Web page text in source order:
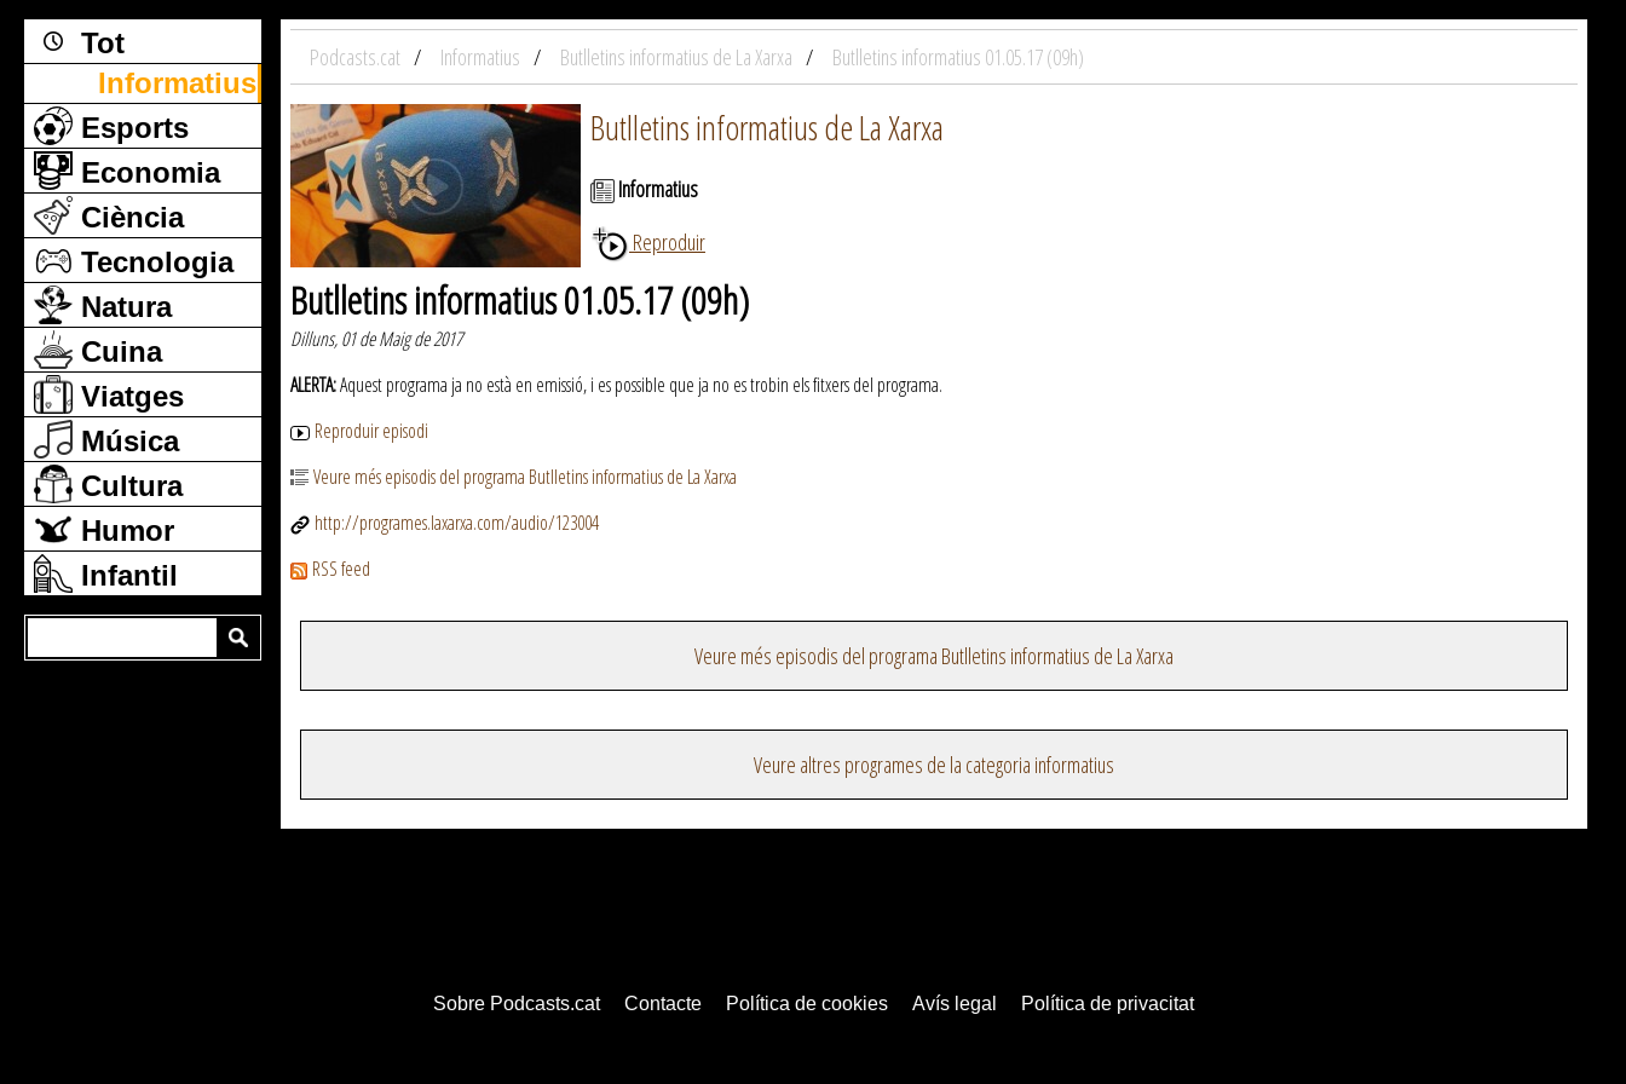
Tot
Informatius
Esports
Economia
Ciència
Tecnologia
Natura
Cuina
Viatges
Música
Cultura
Humor
Infantil
Podcasts.cat Informatius Butlletins informatius de La Xarxa Butlletins informatius 01.05.17 (09h)
Butlletins informatius de La Xarxa
Informatius
Reproduir
Butlletins informatius 01.05.17 (09h)
Dilluns, 01 de Maig de 2017
ALERTA:Aquest programa ja no està en emissió, i es possible que ja no es trobin els fitxers del programa.
Reproduir episodi
Veure més episodis del programa Butlletins informatius de La Xarxa
http://programes.laxarxa.com/audio/123004
RSS feed
Veure més episodis del programa Butlletins informatius de La Xarxa
Veure altres programes de la categoria informatius
Sobre Podcasts.cat Contacte Política de cookies Avís legal Política de privacitat